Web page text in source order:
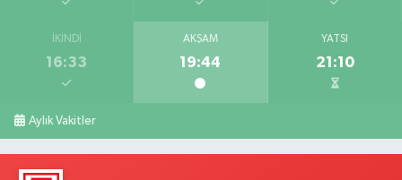
İKINDI
16:33
AKŞAM
19:44
YATSI
21:10
Aylık Vakitler